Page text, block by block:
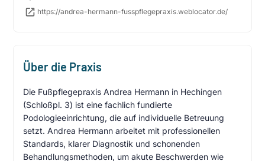
https://andrea-hermann-fusspflegepraxis.weblocator.de/
Über die Praxis
Die Fußpflegepraxis Andrea Hermann in Hechingen
(Schloßpl. 3) ist eine fachlich fundierte
Podologieeinrichtung, die auf individuelle Betreuung
setzt. Andrea Hermann arbeitet mit professionellen
Standards, klarer Diagnostik und schonenden
Behandlungsmethoden, um akute Beschwerden wie